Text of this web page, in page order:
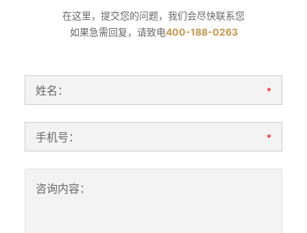
在这里，提交您的问题，我们会尽快联系您
如果急需回复，请致电400-188-0263
姓名： *
手机号： *
咨询内容：